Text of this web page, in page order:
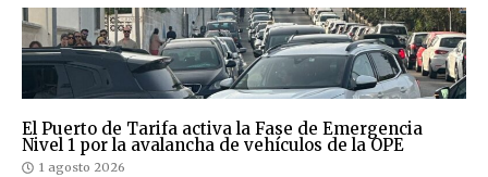
El Puerto de Tarifa activa la Fase de Emergencia
Nivel 1 por la avalancha de vehículos de la OPE
1 agosto 2026